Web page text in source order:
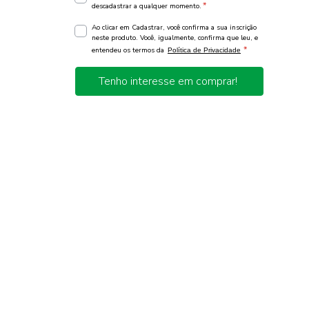
descadastrar a qualquer momento. *
Ao clicar em Cadastrar, você confirma a sua inscrição
neste produto. Você, igualmente, confirma que leu, e
entendeu os termos da Política de Privacidade *
Tenho interesse em comprar!